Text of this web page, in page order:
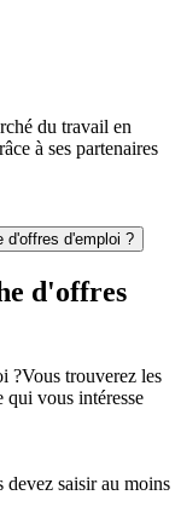
du travail en
à ses partenaires
d'offres d'emploi ?
d'offres
?Vous trouverez les
qui vous intéresse
devez saisir au moins